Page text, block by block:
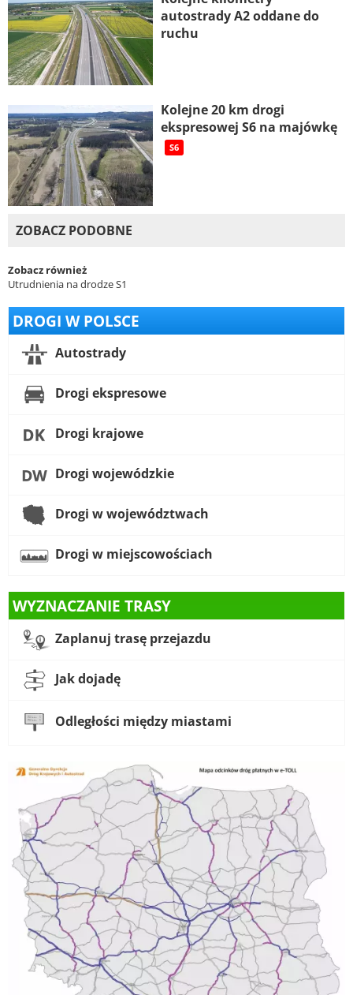
autostrady A2 oddane do
ruchu
Kolejne 20 km drogi
ekspresowej S6 na majówkę
S6
ZOBACZ PODOBNE
Zobacz również
Utrudnienia na drodze S1
DROGI W POLSCE
Autostrady
Drogi ekspresowe
Drogi krajowe
Drogi wojewódzkie
Drogi w województwach
Drogi w miejscowościach
WYZNACZANIE TRASY
Zaplanuj trasę przejazdu
Jak dojadę
Odległości między miastami